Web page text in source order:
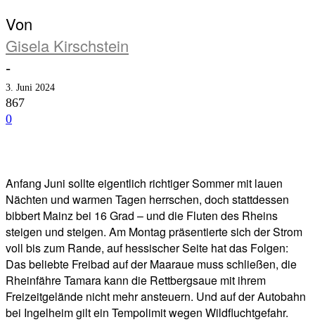
Von
Gisela Kirschstein
-
3. Juni 2024
867
0
Anfang Juni sollte eigentlich richtiger Sommer mit lauen
Nächten und warmen Tagen herrschen, doch stattdessen
bibbert Mainz bei 16 Grad – und die Fluten des Rheins
steigen und steigen. Am Montag präsentierte sich der Strom
voll bis zum Rande, auf hessischer Seite hat das Folgen:
Das beliebte Freibad auf der Maaraue muss schließen, die
Rheinfähre Tamara kann die Rettbergsaue mit ihrem
Freizeitgelände nicht mehr ansteuern. Und auf der Autobahn
bei Ingelheim gilt ein Tempolimit wegen Wildfluchtgefahr.